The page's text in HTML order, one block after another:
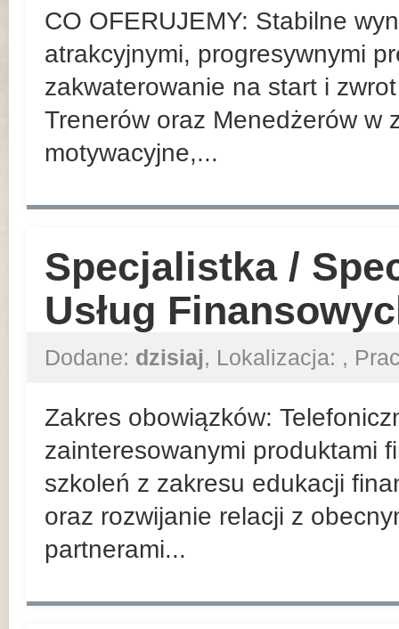
CO OFERUJEMY: Stabilne
atrakcyjnymi, progresywnymi
zakwaterowanie na start i
Trenerów oraz Menedżerów w
motywacyjne,...
Specjalistka /
Usług
Dodane: dzisiaj, Lokalizacja: ,
Zakres obowiązków:
zainteresowanymi produktami
szkoleń z zakresu edukacji
oraz rozwijanie relacji z
partnerami...